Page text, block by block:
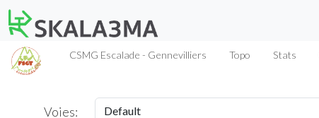
CSMG Escalade - Gennevilliers Topo Stats
Voies: